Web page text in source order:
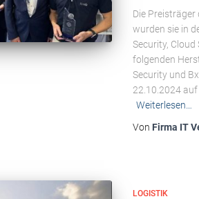
Die
wurden sie in
Security,
folgenden
Security und
22.10.2024 auf
Weiterlesen…
Von Firma IT
LOGISTIK